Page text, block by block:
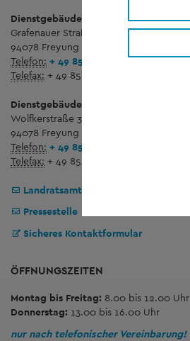
Dienstgebäude Königsfeld
Grafenauer Straße 44
94078 Freyung
Telefon: + 49 8551 57-0
Telefax: + 49 8551 57-4507
Dienstgebäude Wolfstein
Wolfkerstraße 3
94078 Freyung
Telefon: + 49 8551 57-0
Telefax: + 49 8551 57-4506
Landratsamt Freyung-Grafenau
Pressestelle
Sicheres Kontaktformular
ÖFFNUNGSZEITEN
Montag bis Freitag: 8.00 bis 12.00 Uhr
Donnerstag: 13.00 bis 16.00 Uhr
nur nach telefonischer Vereinbarung!